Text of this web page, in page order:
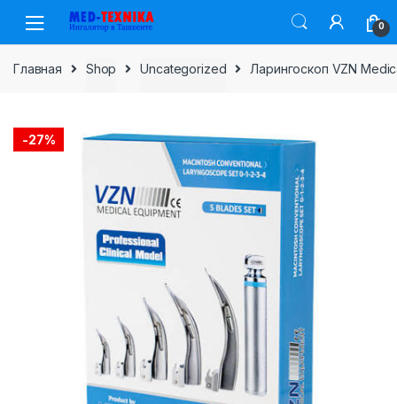
navigation
content
0
Главная Shop Uncategorized Ларингоскоп VZN
-27%